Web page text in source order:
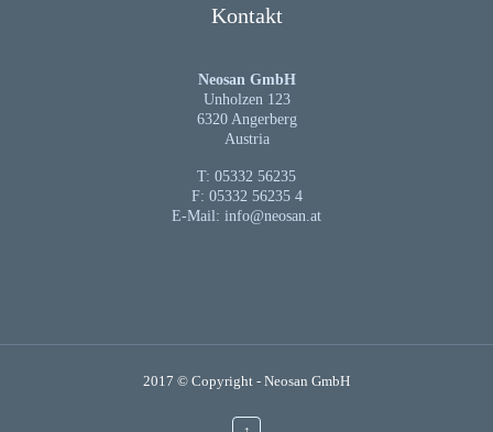
Kontakt
Neosan GmbH
Unholzen 123
6320 Angerberg
Austria
T: 05332 56235
F: 05332 56235 4
E-Mail: info@neosan.at
2017 © Copyright - Neosan GmbH